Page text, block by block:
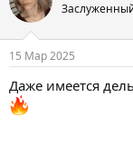
15 Мар 2025
Даже имеется